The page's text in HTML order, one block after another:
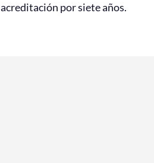
acreditación por siete años.